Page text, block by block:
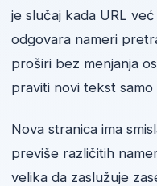
je slučaj kada URL
odgovara nameri
proširi bez menjanja
praviti novi tekst
Nova stranica ima
previše različitih
velika da zaslužuje